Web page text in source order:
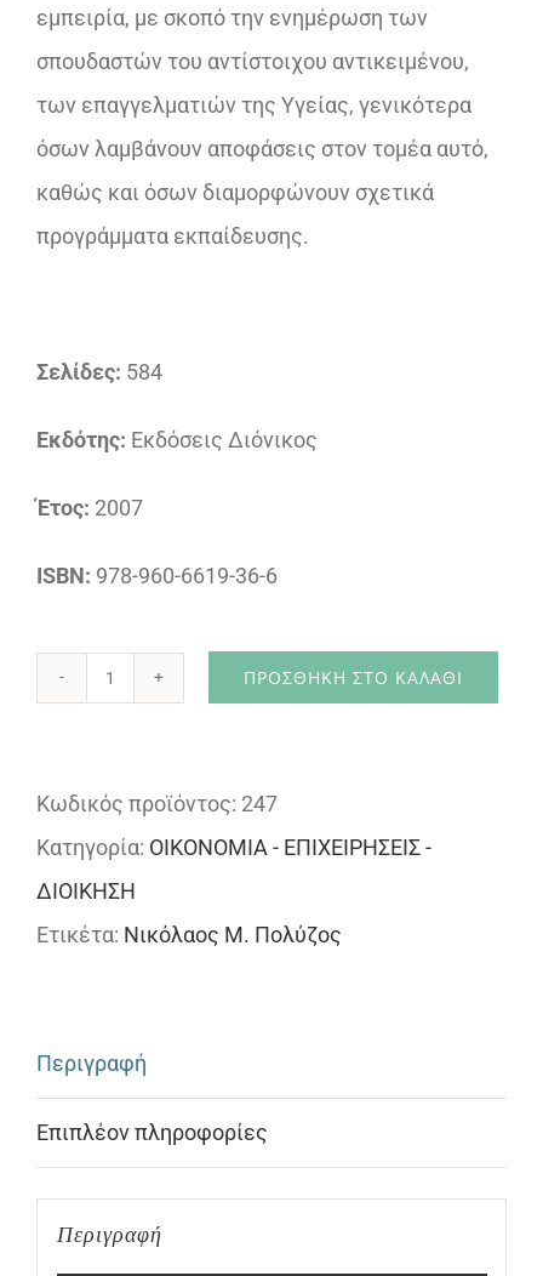
εμπειρία, με σκοπό την ενημέρωση των
σπουδαστών του αντίστοιχου αντικειμένου,
των επαγγελματιών της Υγείας, γενικότερα
όσων λαμβάνουν αποφάσεις στον τομέα αυτό,
καθώς και όσων διαμορφώνουν σχετικά
προγράμματα εκπαίδευσης.
Σελίδες: 584
Εκδότης: Εκδόσεις Διόνικος
Έτος: 2007
ISBN: 978-960-6619-36-6
Χρηματοοικονομική
ΠΡΟΣΘΉΚΗ ΣΤΟ ΚΑΛΆΘΙ
Κωδικός προϊόντος: 247
Κατηγορία: ΟΙΚΟΝΟΜΙΑ - ΕΠΙΧΕΙΡΗΣΕΙΣ -
ΔΙΟΙΚΗΣΗ
Ετικέτα: Νικόλαος Μ. Πολύζος
Περιγραφή
Επιπλέον πληροφορίες
Περιγραφή